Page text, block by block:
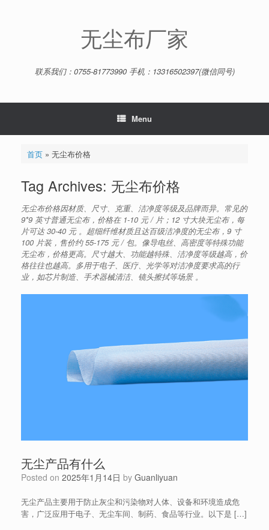
无尘布厂家
联系我们：0755-81773990 手机：13316502397(微信同号)
Menu
首页» 无尘布价格
Tag Archives: 无尘布价格
无尘布价格因材质、尺寸、克重、洁净度等级及品牌而异。常见的
9*9 英寸普通无尘布，价格在 1-10 元 / 片；12 寸大块无尘布，每
片可达 30-40 元 。超细纤维材质且达百级洁净度的无尘布，9 寸
100 片装，售价约 55-175 元 / 包。像导电丝、高密度等特殊功能
无尘布，价格更高。尺寸越大、功能越特殊、洁净度等级越高，价
格往往也越高。多用于电子、医疗、光学等对洁净度要求高的行
业，如芯片制造、手术器械清洁、镜头擦拭等场景 。
无尘产品有什么
Posted on 2025年1月14日 by Guanliyuan
无尘产品主要用于防止灰尘和污染物对人体、设备和环境造成危
害，广泛应用于电子、无尘车间、制药、食品等行业。以下是 […]